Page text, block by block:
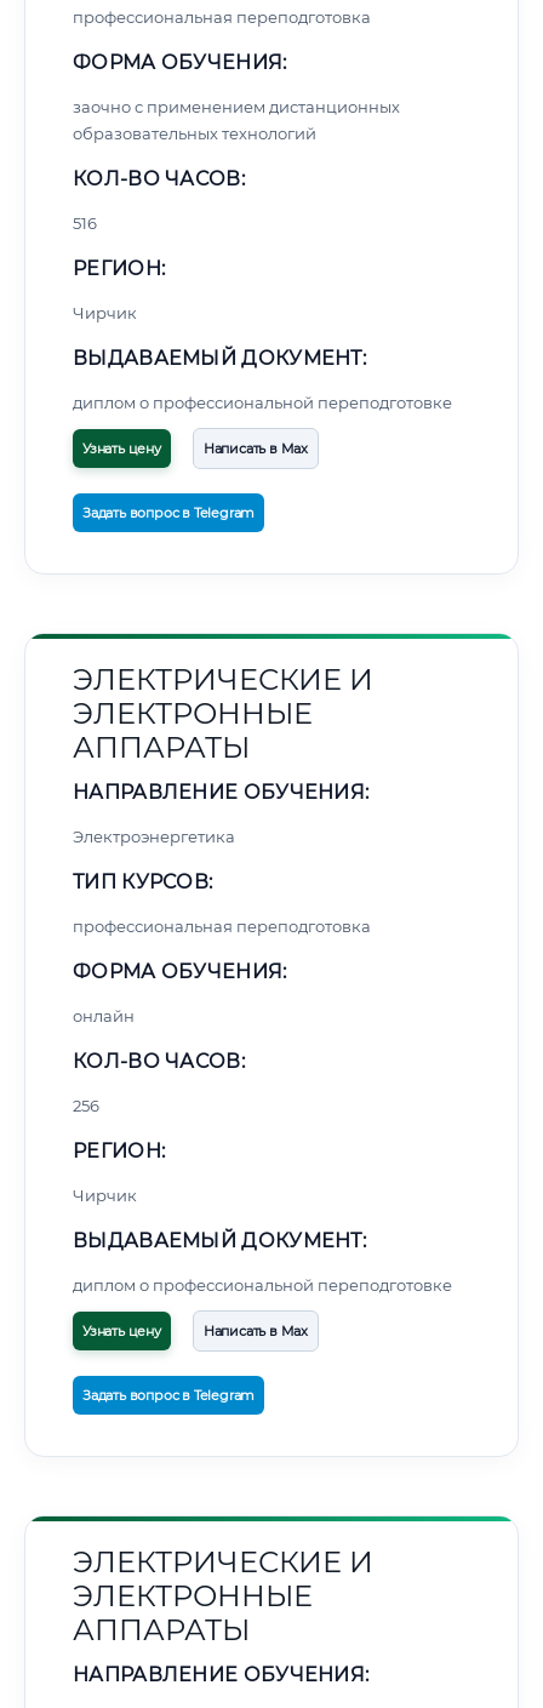
профессиональная переподготовка
ФОРМА ОБУЧЕНИЯ:
заочно с применением дистанционных
образовательных технологий
КОЛ-ВО ЧАСОВ:
516
РЕГИОН:
Чирчик
ВЫДАВАЕМЫЙ ДОКУМЕНТ:
диплом о профессиональной переподготовке
Узнать цену Написать в Max
Задать вопрос в Telegram
ЭЛЕКТРИЧЕСКИЕ И
ЭЛЕКТРОННЫЕ
АППАРАТЫ
НАПРАВЛЕНИЕ ОБУЧЕНИЯ:
Электроэнергетика
ТИП КУРСОВ:
профессиональная переподготовка
ФОРМА ОБУЧЕНИЯ:
онлайн
КОЛ-ВО ЧАСОВ:
256
РЕГИОН:
Чирчик
ВЫДАВАЕМЫЙ ДОКУМЕНТ:
диплом о профессиональной переподготовке
Узнать цену Написать в Max
Задать вопрос в Telegram
ЭЛЕКТРИЧЕСКИЕ И
ЭЛЕКТРОННЫЕ
АППАРАТЫ
НАПРАВЛЕНИЕ ОБУЧЕНИЯ: